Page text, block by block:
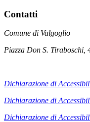
Contatti
Comune di Valgoglio
Piazza Don S. Tiraboschi,
Dichiarazione di
Dichiarazione di
Dichiarazione di